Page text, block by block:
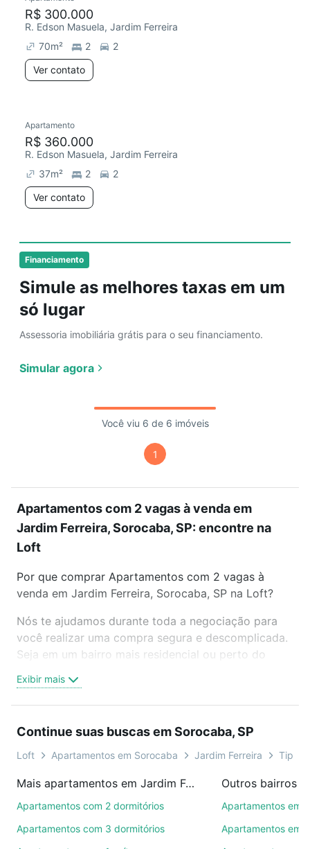
Financiamento
Simule as melhores taxas em um
só lugar
Assessoria imobiliária grátis para o seu financiamento.
Simular agora
R$ 300.000
R. Edson Masuela, Jardim Ferreira
70m² 2
2
Ver contato
Redecorar
Apartamento
R$ 360.000
R. Edson Masuela, Jardim Ferreira
37m² 2
2
Ver contato
Você viu 6 de 6 imóveis
1
Apartamentos com 2 vagas à venda em
Jardim Ferreira, Sorocaba, SP: encontre na
Loft
Por que comprar Apartamentos com 2 vagas à
venda em Jardim Ferreira, Sorocaba, SP na Loft?
Nós te ajudamos durante toda a negociação para
você realizar uma compra segura e descomplicada.
Seja em um bairro mais residencial ou perto do
oferta ideal de Apartamentos com 2 vagas à venda
em Jardim Ferreira, Sorocaba, SP para conquistar
videochamada, é grátis, sem compromisso e você
ainda conta com mais de 46 mil corretores e
de imóveis.
Como escolher um imóvel?
Exibir mais
Continue suas buscas em Sorocaba, SP
Loft Apartamentos em Sorocaba Jardim Ferreira Tipo
Mais apartamentos em Jardim Ferreira
Apartamentos com 2 dormitórios
Apartamentos com 3 dormitórios
Outros bairros
Apartamentos em
Apartamentos em